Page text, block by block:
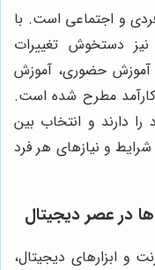
و اجتماعی است. با
دستخوش تغییرات
آموزش حضوری، آموزش
مطرح شده است.
دارند و انتخاب بین
و نیازهای هر فرد
در عصر دیجیتال
و ابزارهای دیجیتال،